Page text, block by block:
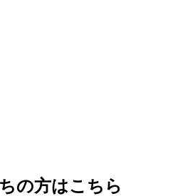
の方はこちら